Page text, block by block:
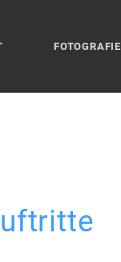
FOTOGRAFIE